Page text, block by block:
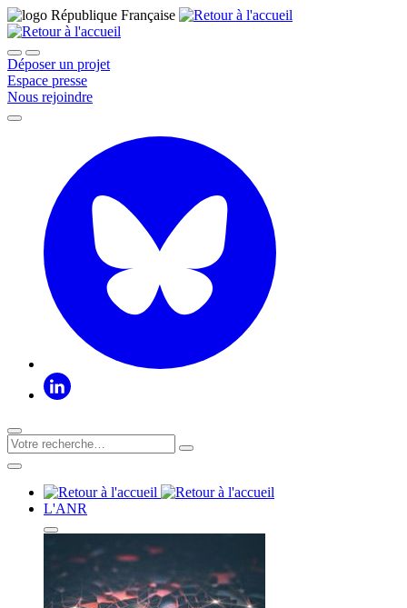
Déposer un projet
Espace presse
Nous rejoindre
L'ANR